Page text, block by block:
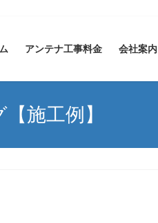
アンテナ工事料金 会社案内
施工例】